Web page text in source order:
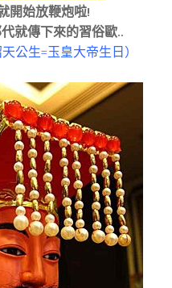
開始放鞭炮啦!
就傳下來的習俗歐..
公生=玉皇大帝生日）